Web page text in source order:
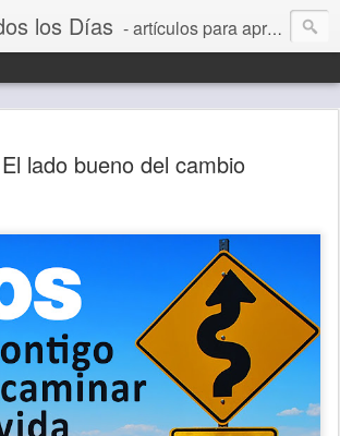
los Días - artículos para aprender a vivir mejor, un día a la vez. Por Juan C Quintero
El lado bueno del cambio